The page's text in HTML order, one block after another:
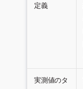
定義
実測値のタ